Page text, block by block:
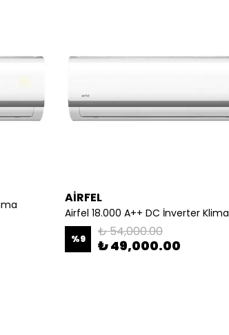
AİRFEL
Airfel 18.000 A++ DC İnverter Klima
%9 ₺ 54,000.00
₺ 49,000.00